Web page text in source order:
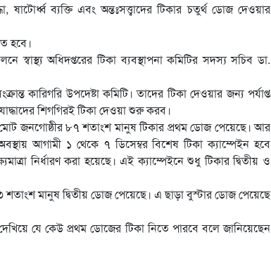
ষাটোর্ধ্ব ব্যক্তি এবং অন্তঃসত্ত্বাদের টিকার চতুর্থ ডোজ দেওয়ার
হবে।
অধিদপ্তরের টিকা ব্যবস্থাপনা কমিটির সদস্য সচিব ডা.
কারিগরি উপদেষ্টা কমিটি। তাদের টিকা দেওয়ার জন্য পর্যাপ্ত
শিগগিরই টিকা দেওয়া শুরু করব।
জনগোষ্ঠীর ৮৭ শতাংশ মানুষ টিকার প্রথম ডোজ পেয়েছে। আর
আগামী ১ থেকে ৭ ডিসেম্বর বিশেষ টিকা ক্যাম্পেইন হবে
নির্ধারণ করা হয়েছে। এই ক্যাম্পেইনে শুধু টিকার দ্বিতীয় ও
মানুষ দ্বিতীয় ডোজ পেয়েছে। এ ছাড়া বুস্টার ডোজ পেয়েছে
যে কেউ প্রথম ডোজের টিকা নিতে পারবে বলে জানিয়েছেন